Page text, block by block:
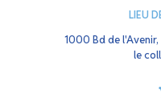
LIEU
1000 Bd de
le